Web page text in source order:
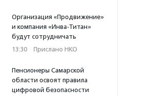
Организация «Продвижение»
и компания «Инва-Титан»
будут сотрудничать
13:30 · Прислано НКО
Пенсионеры Самарской
области освоят правила
цифровой безопасности